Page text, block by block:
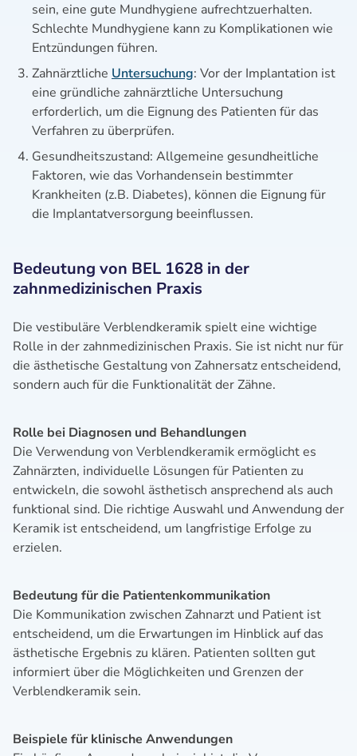
sein, eine gute Mundhygiene aufrechtzuerhalten.
Schlechte Mundhygiene kann zu Komplikationen wie
Entzündungen führen.
Zahnärztliche Untersuchung: Vor der Implantation ist
eine gründliche zahnärztliche Untersuchung
erforderlich, um die Eignung des Patienten für das
Verfahren zu überprüfen.
Gesundheitszustand: Allgemeine gesundheitliche
Faktoren, wie das Vorhandensein bestimmter
Krankheiten (z.B. Diabetes), können die Eignung für
die Implantatversorgung beeinflussen.
Bedeutung von BEL 1628 in der
zahnmedizinischen Praxis
Die vestibuläre Verblendkeramik spielt eine wichtige
Rolle in der zahnmedizinischen Praxis. Sie ist nicht nur für
die ästhetische Gestaltung von Zahnersatz entscheidend,
sondern auch für die Funktionalität der Zähne.
Rolle bei Diagnosen und Behandlungen
Die Verwendung von Verblendkeramik ermöglicht es
Zahnärzten, individuelle Lösungen für Patienten zu
entwickeln, die sowohl ästhetisch ansprechend als auch
funktional sind. Die richtige Auswahl und Anwendung der
Keramik ist entscheidend, um langfristige Erfolge zu
erzielen.
Bedeutung für die Patientenkommunikation
Die Kommunikation zwischen Zahnarzt und Patient ist
entscheidend, um die Erwartungen im Hinblick auf das
ästhetische Ergebnis zu klären. Patienten sollten gut
informiert über die Möglichkeiten und Grenzen der
Verblendkeramik sein.
Beispiele für klinische Anwendungen